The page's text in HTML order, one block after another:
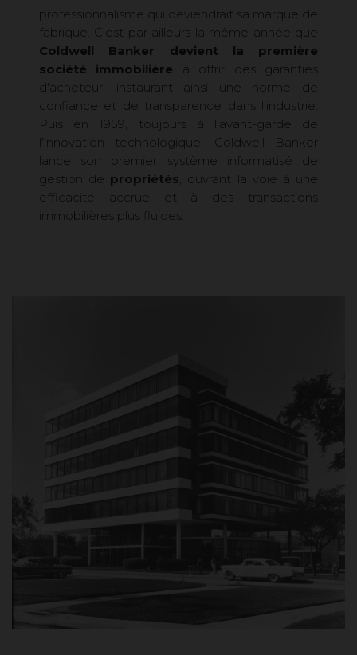
professionnalisme qui deviendrait sa marque de
fabrique. C’est par ailleurs la même année que
Coldwell Banker devient la première
société immobilière à offrir des garanties
d'acheteur, instaurant ainsi une norme de
confiance et de transparence dans l'industrie.
Puis en 1959, toujours à l'avant-garde de
l'innovation technologique, Coldwell Banker
lance son premier système informatisé de
gestion de propriétés , ouvrant la voie à une
efficacité accrue et à des transactions
immobilières plus fluides.